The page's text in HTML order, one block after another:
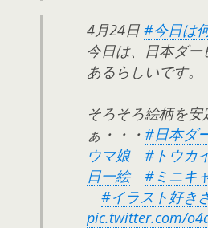
4月24日 #今日は
今日は、日本ダー
あるらしいです。
そろそろ絵柄を
ぁ・・・ #日本ダ
ウマ娘
#トウカ
日一絵
#ミニキ
#イラスト好き
pic.twitter.com/